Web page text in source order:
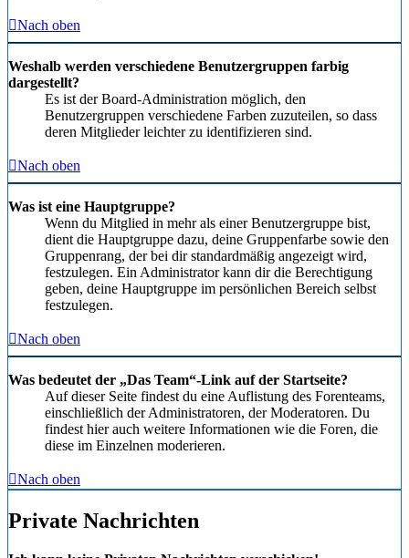
Nach oben
Weshalb werden verschiedene Benutzergruppen farbig
dargestellt?
Es ist der Board-Administration möglich, den
Benutzergruppen verschiedene Farben zuzuteilen, so dass
deren Mitglieder leichter zu identifizieren sind.
Nach oben
Was ist eine Hauptgruppe?
Wenn du Mitglied in mehr als einer Benutzergruppe bist,
dient die Hauptgruppe dazu, deine Gruppenfarbe sowie den
Gruppenrang, der bei dir standardmäßig angezeigt wird,
festzulegen. Ein Administrator kann dir die Berechtigung
geben, deine Hauptgruppe im persönlichen Bereich selbst
festzulegen.
Nach oben
Was bedeutet der „Das Team“-Link auf der Startseite?
Auf dieser Seite findest du eine Auflistung des Forenteams,
einschließlich der Administratoren, der Moderatoren. Du
findest hier auch weitere Informationen wie die Foren, die
diese im Einzelnen moderieren.
Nach oben
Private Nachrichten